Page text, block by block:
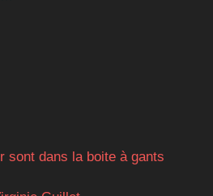
sont dans la boite à gants